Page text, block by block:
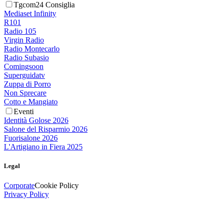
Tgcom24 Consiglia
Mediaset Infinity
R101
Radio 105
Virgin Radio
Radio Montecarlo
Radio Subasio
Comingsoon
Superguidatv
Zuppa di Porro
Non Sprecare
Cotto e Mangiato
Eventi
Identità Golose 2026
Salone del Risparmio 2026
Fuorisalone 2026
L'Artigiano in Fiera 2025
Legal
CorporateCookie Policy
Privacy Policy